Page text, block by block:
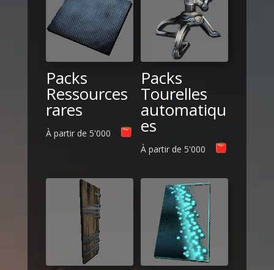
Packs
Ressources
rares
À partir de 5'000
Packs
Tourelles
automatiqu
es
À partir de 5'000